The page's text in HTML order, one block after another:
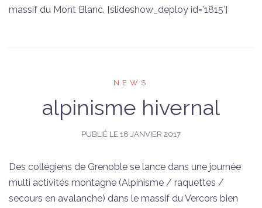
massif du Mont Blanc. [slideshow_deploy id=’1815′]
NEWS
alpinisme hivernal
PUBLIÉ LE 18 JANVIER 2017
Des collégiens de Grenoble se lance dans une journée
multi activités montagne (Alpinisme / raquettes /
secours en avalanche) dans le massif du Vercors bien